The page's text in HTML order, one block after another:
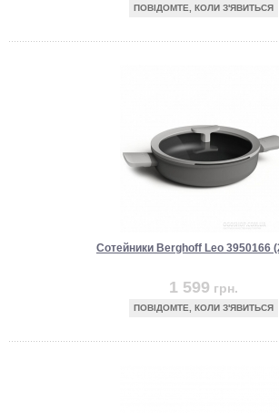
ПОВІДОМТЕ, КОЛИ З'ЯВИТЬСЯ
Сотейники Berghoff Leo 3950166
1 599 грн.
ПОВІДОМТЕ, КОЛИ З'ЯВИТЬСЯ